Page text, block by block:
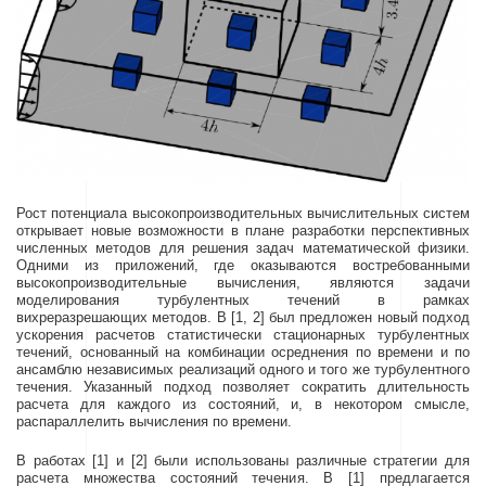
Рост потенциала высокопроизводительных вычислительных систем
открывает новые возможности в плане разработки перспективных
численных методов для решения задач математической физики.
Одними из приложений, где оказываются востребованными
высокопроизводительные вычисления, являются задачи
моделирования турбулентных течений в рамках
вихреразрешающих методов. В [1, 2] был предложен новый подход
ускорения расчетов статистически стационарных турбулентных
течений, основанный на комбинации осреднения по времени и по
ансамблю независимых реализаций одного и того же турбулентного
течения. Указанный подход позволяет сократить длительность
расчета для каждого из состояний, и, в некотором смысле,
распараллелить вычисления по времени.
В работах [1] и [2] были использованы различные стратегии для
расчета множества состояний течения. В [1] предлагается